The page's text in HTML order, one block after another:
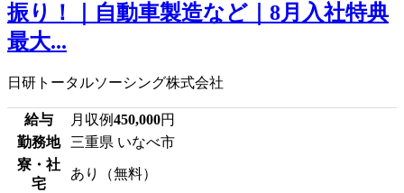
振り！｜自動車製造など｜8月入社特典
最大...
日研トータルソーシング株式会社
給与 月収例450,000円
勤務地
三重県 いなべ市
寮・社
宅
あり（無料）